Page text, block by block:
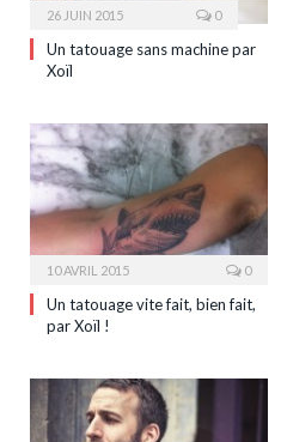
26 JUIN 2015 0
Un tatouage sans machine par
Xoïl
10 AVRIL 2015 0
Un tatouage vite fait, bien fait,
par Xoïl !